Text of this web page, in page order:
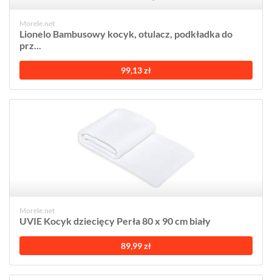
Morele.net
Lionelo Bambusowy kocyk, otulacz, podkładka do
prz...
99,13 zł
Morele.net
UVIE Kocyk dziecięcy Perła 80 x 90 cm biały
89,99 zł